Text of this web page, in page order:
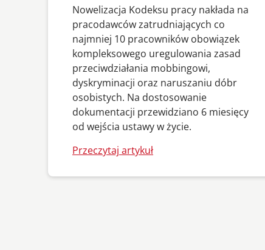
Nowelizacja Kodeksu pracy nakłada na
pracodawców zatrudniających co
najmniej 10 pracowników obowiązek
kompleksowego uregulowania zasad
przeciwdziałania mobbingowi,
dyskryminacji oraz naruszaniu dóbr
osobistych. Na dostosowanie
dokumentacji przewidziano 6 miesięcy
od wejścia ustawy w życie.
Przeczytaj artykuł